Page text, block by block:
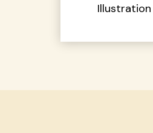
Illustration